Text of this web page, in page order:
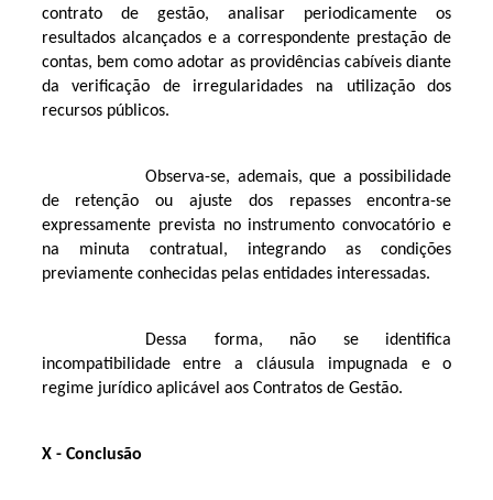
contrato de gestão, analisar periodicamente os
resultados alcançados e a correspondente prestação de
contas, bem como adotar as providências cabíveis diante
da verificação de irregularidades na utilização dos
recursos públicos.
Observa-se, ademais, que a possibilidade
de retenção ou ajuste dos repasses encontra-se
expressamente prevista no instrumento convocatório e
na minuta contratual, integrando as condições
previamente conhecidas pelas entidades interessadas.
Dessa forma, não se identifica
incompatibilidade entre a cláusula impugnada e o
regime jurídico aplicável aos Contratos de Gestão.
X - Conclusão